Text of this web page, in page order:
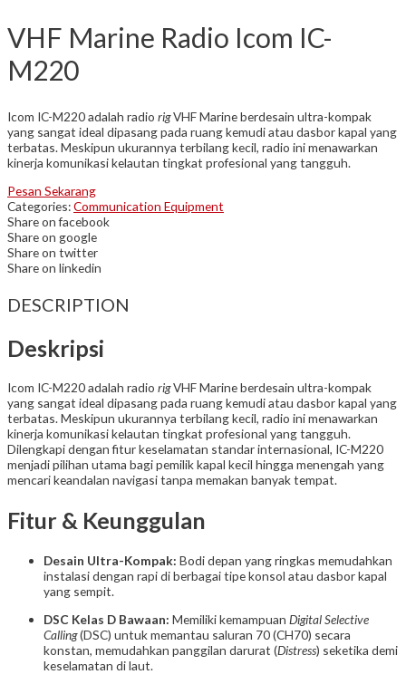
VHF Marine Radio Icom IC-
M220
Icom IC-M220 adalah radio rigVHF Marine berdesain ultra-kompak
yang sangat ideal dipasang pada ruang kemudi atau dasbor kapal yang
terbatas. Meskipun ukurannya terbilang kecil, radio ini menawarkan
kinerja komunikasi kelautan tingkat profesional yang tangguh.
Pesan Sekarang
Categories:Communication Equipment
Share on facebook
Share on google
Share on twitter
Share on linkedin
DESCRIPTION
Deskripsi
Icom IC-M220 adalah radio rigVHF Marine berdesain ultra-kompak
yang sangat ideal dipasang pada ruang kemudi atau dasbor kapal yang
terbatas. Meskipun ukurannya terbilang kecil, radio ini menawarkan
kinerja komunikasi kelautan tingkat profesional yang tangguh.
Dilengkapi dengan fitur keselamatan standar internasional, IC-M220
menjadi pilihan utama bagi pemilik kapal kecil hingga menengah yang
mencari keandalan navigasi tanpa memakan banyak tempat.
Fitur & Keunggulan
Desain Ultra-Kompak: Bodi depan yang ringkas memudahkan
instalasi dengan rapi di berbagai tipe konsol atau dasbor kapal
yang sempit.
DSC Kelas D Bawaan: Memiliki kemampuan Digital Selective
Calling(DSC) untuk memantau saluran 70 (CH70) secara
konstan, memudahkan panggilan darurat (Distress) seketika demi
keselamatan di laut.